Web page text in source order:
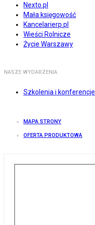
Nexto.pl
Mała księgowość
Kancelarierp.pl
Wieści Rolnicze
Życie Warszawy
NASZE WYDARZENIA
Szkolenia i konferencje
MAPA STRONY
OFERTA PRODUKTOWA